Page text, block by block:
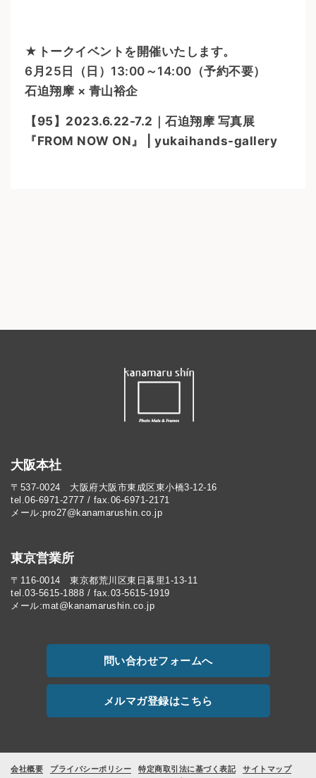
★トークイベントを開催いたします。
6月25日（日）13:00～14:00（予約不要）
石迫翔摩 × 青山裕企
​【95】2023.6.22-7.2｜石迫翔摩 写真展
『FROM NOW ON』 | yukaihands-gallery
大阪本社
〒537-0024 大阪府大阪市東成区東小橋3-12-16
tel.06-6971-2777 / fax.06-6971-2171
メール:pro27@kanamarushin.co.jp​
東京営業所
〒116-0014 東京都荒川区東日暮里1-13-11
tel.03-5615-1888 / fax.03-5615-1919
メール:mat@kanamarushin.co.jp
問い合わせフォームへ
メルマガ登録はこちら
会社概要 プライバシーポリシー 特定商取引法に基づく表記 サイトマップ